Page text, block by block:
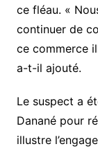
ce fléau. «
continuer de
ce commerce
a-t-il ajouté.
Le suspect a
Danané pour
illustre